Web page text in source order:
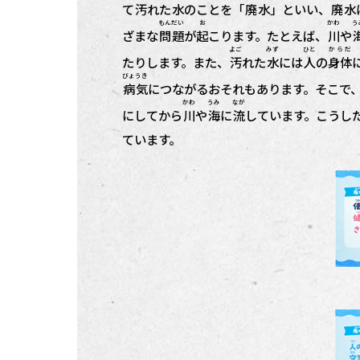
て汚れた水のことを「廃水」といい、 廃水
ざまな問題
もんだい
が起
お
こります。たとえば、 川
かわ
や
う
たりします。また、 汚
よご
れた水
みず
には人
ひと
の身体
からだ
病気
びょうき
につながるおそれもあります。そこで
にしてから川
かわ
や海
うみ
に流
なが
しています。こうし
ています。